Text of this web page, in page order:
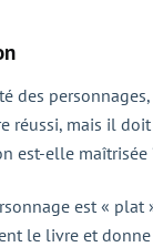
réussi, mais il
est-elle maîtrisée
est «
le livre et